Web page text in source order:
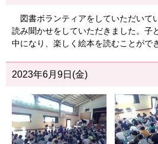
図書ボランティアをしていただいて
読み聞かせをしていただきました。子
中になり、楽しく絵本を読むことがで
2023年6月9日(金)